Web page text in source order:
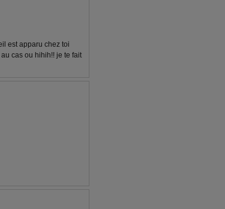
est apparu chez toi
cas ou hihih!! je te fait